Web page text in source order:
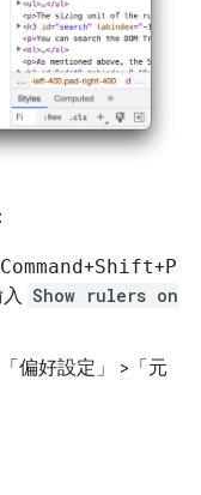
Command+Shift+ P
入 Show rulers on
偏好設定」
>「元